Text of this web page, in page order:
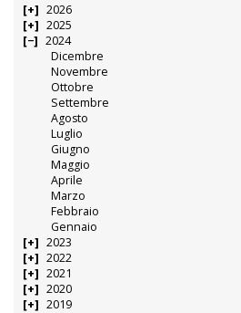
2026
2025
2024
Dicembre
Novembre
Ottobre
Settembre
Agosto
Luglio
Giugno
Maggio
Aprile
Marzo
Febbraio
Gennaio
2023
2022
2021
2020
2019